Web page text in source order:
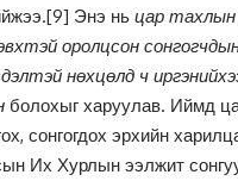
[9] Энэ нь цар тахлын
оролцсон
нөхцөлд ч
болохыг харуулав. Иймд
сонгогдох эрхийн
Их Хурлын ээлжит